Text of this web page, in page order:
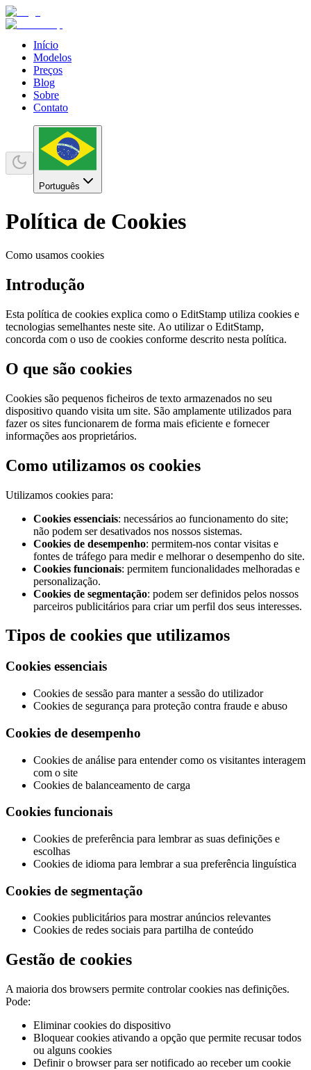
Início
Modelos
Preços
Blog
Sobre
Contato
Português
Política de Cookies
Como usamos cookies
Introdução
Esta política de cookies explica como o EditStamp utiliza cookies e
tecnologias semelhantes neste site. Ao utilizar o EditStamp,
concorda com o uso de cookies conforme descrito nesta política.
O que são cookies
Cookies são pequenos ficheiros de texto armazenados no seu
dispositivo quando visita um site. São amplamente utilizados para
fazer os sites funcionarem de forma mais eficiente e fornecer
informações aos proprietários.
Como utilizamos os cookies
Utilizamos cookies para:
Cookies essenciais: necessários ao funcionamento do site;
não podem ser desativados nos nossos sistemas.
Cookies de desempenho: permitem-nos contar visitas e
fontes de tráfego para medir e melhorar o desempenho do site.
Cookies funcionais: permitem funcionalidades melhoradas e
personalização.
Cookies de segmentação: podem ser definidos pelos nossos
parceiros publicitários para criar um perfil dos seus interesses.
Tipos de cookies que utilizamos
Cookies essenciais
Cookies de sessão para manter a sessão do utilizador
Cookies de segurança para proteção contra fraude e abuso
Cookies de desempenho
Cookies de análise para entender como os visitantes interagem
com o site
Cookies de balanceamento de carga
Cookies funcionais
Cookies de preferência para lembrar as suas definições e
escolhas
Cookies de idioma para lembrar a sua preferência linguística
Cookies de segmentação
Cookies publicitários para mostrar anúncios relevantes
Cookies de redes sociais para partilha de conteúdo
Gestão de cookies
A maioria dos browsers permite controlar cookies nas definições.
Pode:
Eliminar cookies do dispositivo
Bloquear cookies ativando a opção que permite recusar todos
ou alguns cookies
Definir o browser para ser notificado ao receber um cookie